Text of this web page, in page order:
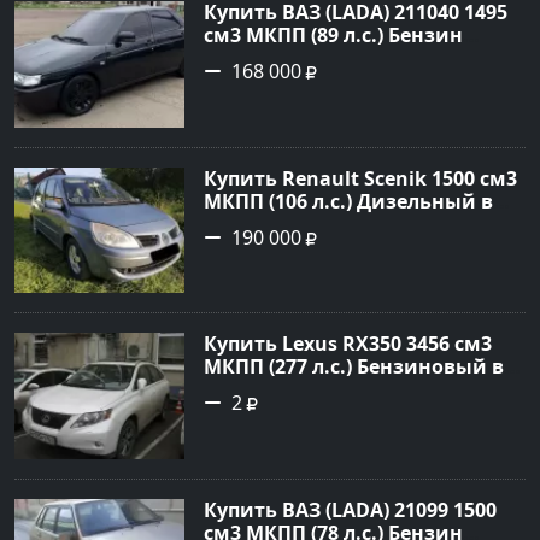
Купить ВАЗ (LADA) 211040 1495
см3 МКПП (89 л.с.) Бензин
инжектор в Краснодвр: цвет
Черный Седан 2007 года по
Авторынок23
168 000
Купить Renault Scenik 1500 см3
МКПП (106 л.с.) Дизельный в
Белореченск: цвет Голубой
Универсал 2007 года по цене
190 000
Купить Lexus RX350 3456 см3
МКПП (277 л.с.) Бензиновый в
Краснодар: цвет
Перламутрово-белый
№3746 на сайте Авторынок23
2
Купить ВАЗ (LADA) 21099 1500
см3 МКПП (78 л.с.) Бензин